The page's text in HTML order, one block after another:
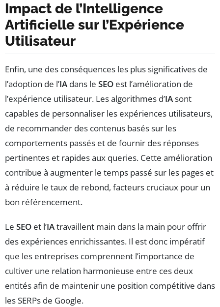
Impact de l’Intelligence
Artificielle sur l’Expérience
Utilisateur
Enfin, une des conséquences les plus significatives de
l’adoption de l’IA dans le SEO est l’amélioration de
l’expérience utilisateur. Les algorithmes d’IAsont
capables de personnaliser les expériences utilisateurs,
de recommander des contenus basés sur les
comportements passés et de fournir des réponses
pertinentes et rapides aux queries. Cette amélioration
contribue à augmenter le temps passé sur les pages et
à réduire le taux de rebond, facteurs cruciaux pour un
bon référencement.
Le SEO et l’IAtravaillent main dans la main pour offrir
des expériences enrichissantes. Il est donc impératif
que les entreprises comprennent l’importance de
cultiver une relation harmonieuse entre ces deux
entités afin de maintenir une position compétitive dans
les SERPs de Google.